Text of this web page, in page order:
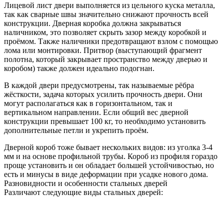
Лицевой лист двери выполняется из цельного куска металла,
так как сварные швы значительно снижают прочность всей
конструкции. Дверная коробка должна закрываться
наличником, это позволяет скрыть зазор между коробкой и
проёмом. Также наличники предотвращают взлом с помощью
лома или монтировки. Притвор (выступающий фрагмент
полотна, который закрывает пространство между дверью и
коробом) также должен идеально подогнан.
В каждой двери предусмотрены, так называемые рёбра
жёсткости, задача которых усилить прочность двери. Они
могут располагаться как в горизонтальном, так и
вертикальном направлении. Если общий вес дверной
конструкции превышает 100 кг, то необходимо установить
дополнительные петли и укрепить проём.
Дверной короб тоже бывает нескольких видов: из уголка 3-4
мм и на основе профильной трубы. Короб из профиля гораздо
проще установить и он обладает большей устойчивостью, но
есть и минусы в виде деформации при усадке нового дома.
Разновидности и особенности стальных дверей
Различают следующие виды стальных дверей: